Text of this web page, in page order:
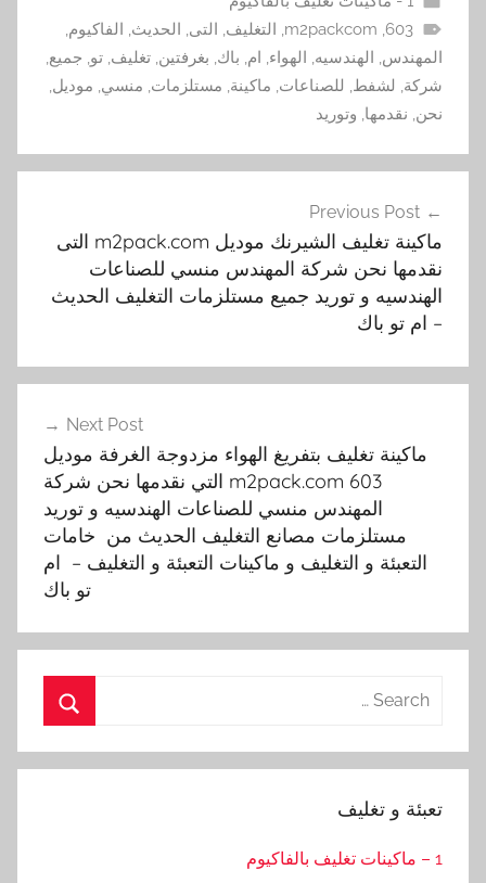
603
,
m2packcom
,التغليف,التى,الحديث,الفاكيوم,
المهندس,الهندسيه,الهواء,ام,باك, بغرفتين,تغليف,تو,جميع
شركة,لشفط,للصناعات,ماكينة,مستلزمات, منسي,موديل,
نقدمها,وتوريد
Previous Post
ماكينة تغليف الشيرنك موديل m2pack.com التى
نقدمها نحن شركة المهندس منسي للصناعات
الهندسيه و توريد جميع مستلزمات التغليف الحديث
– ام تو باك
Next Post
ماكينة تغليف بتفريغ الهواء مزدوجة الغرفة موديل
m2pack.com 603 التي نقدمها نحن شركة
المهندس منسي للصناعات الهندسيه و توريد
مستلزمات مصانع التغليف الحديث من خامات
التعبئة و التغليف و ماكينات التعبئة و التغليف – ام
تو باك
تعبئة و تغليف